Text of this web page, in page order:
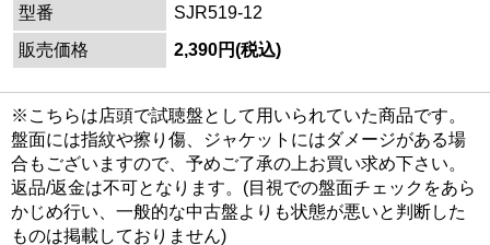
型番
SJR519-12
販売価格
2,390円(税込)
※こちらは店頭で試聴盤として用いられていた商品です。
盤面には指紋や擦り傷、ジャケットにはダメージがある場
合もございますので、予めご了承の上お買い求め下さい。
返品/返金は不可となります。(目視での盤面チェックをあら
かじめ行い、一般的な中古盤よりも状態が悪いと判断した
ものは掲載しておりません)